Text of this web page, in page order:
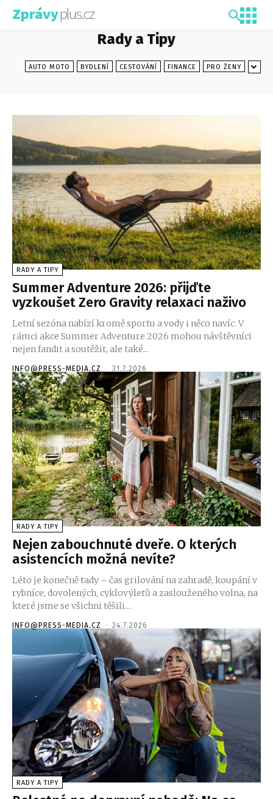
Zprávyplus.cz
Rady a Tipy
AUTO MOTO BYDLENÍ CESTOVÁNÍ FINANCE PRO ŽENY
RADY A TIPY
Summer Adventure 2026: přijďte
vyzkoušet Zero Gravity relaxaci naživo
Letní sezóna nabízí kromě sportu a vody i něco navíc. V
rámci akce Summer Adventure 2026 mohou návštěvníci
nejen fandit a soutěžit, ale také...
INFO@PRESS-MEDIA.CZ - 31.7.2026
RADY A TIPY
Nejen zabouchnuté dveře. O kterých
asistencích možná nevíte?
Léto je konečně tady – čas grilování na zahradě, koupání v
rybníce, dovolených, cyklovýletů a zaslouženého volna, na
které jsme se všichni těšili....
INFO@PRESS-MEDIA.CZ - 24.7.2026
RADY A TIPY